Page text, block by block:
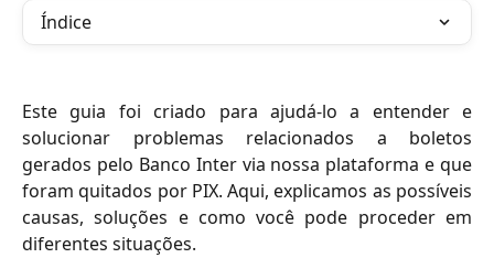
Índice
Este guia foi criado para ajudá-lo a entender e
solucionar problemas relacionados a boletos
gerados pelo Banco Inter via nossa plataforma e que
foram quitados por PIX. Aqui, explicamos as possíveis
causas, soluções e como você pode proceder em
diferentes situações.